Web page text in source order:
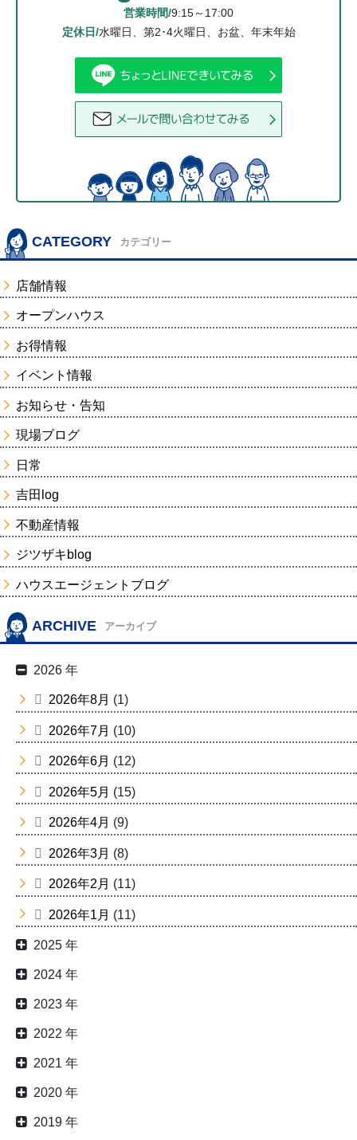
営業時間/9:15～17:00
定休日/水曜日、第2･4火曜日、お盆、年末年始
CATEGORY カテゴリー
店舗情報
オープンハウス
お得情報
イベント情報
お知らせ・告知
現場ブログ
日常
吉田log
不動産情報
ジツザキblog
ハウスエージェントブログ
ARCHIVE アーカイブ
2026 年
2026年8月 (1)
2026年7月 (10)
2026年6月 (12)
2026年5月 (15)
2026年4月 (9)
2026年3月 (8)
2026年2月 (11)
2026年1月 (11)
2025 年
2024 年
2023 年
2022 年
2021 年
2020 年
2019 年